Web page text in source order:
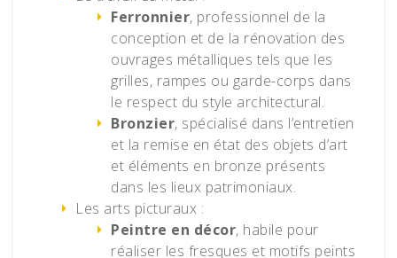
Ferronnier, professionnel de la
conception et de la rénovation des
ouvrages métalliques tels que les
grilles, rampes ou garde-corps dans
le respect du style architectural.
Bronzier, spécialisé dans l’entretien
et la remise en état des objets d’art
et éléments en bronze présents
dans les lieux patrimoniaux.
Les arts picturaux :
Peintre en décor, habile pour
réaliser les fresques et motifs peints